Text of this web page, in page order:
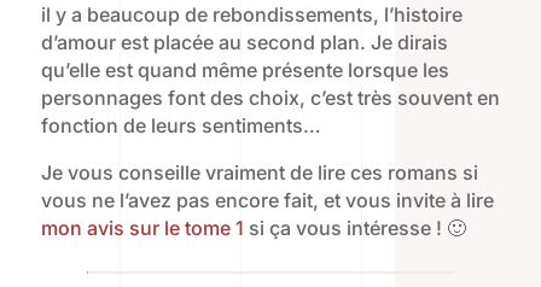
il y a beaucoup de rebondissements, l’histoire
d’amour est placée au second plan. Je dirais
qu’elle est quand même présente lorsque les
personnages font des choix, c’est très souvent en
fonction de leurs sentiments…
Je vous conseille vraiment de lire ces romans si
vous ne l’avez pas encore fait, et vous invite à lire
mon avis sur le tome 1 si ça vous intéresse ! 🙂